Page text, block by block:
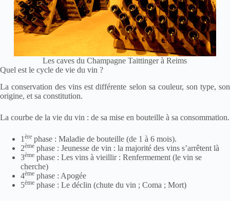
Les caves du Champagne Taittinger à Reims
Quel est le cycle de vie du vin ?
La conservation des vins est différente selon sa couleur, son type, son
origine, et sa constitution.
La courbe de la vie du vin : de sa mise en bouteille à sa consommation.
1 ère phase : Maladie de bouteille (de 1 à 6 mois).
2ème phase : Jeunesse de vin : la majorité des vins s’arrêtent là
3ème phase : Les vins à vieillir : Renfermement (le vin se
cherche)
4ème phase : Apogée
5ème phase : Le déclin (chute du vin ; Coma ; Mort)